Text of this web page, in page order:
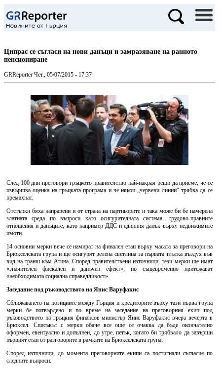
Ципрас се съгласи на нови данъци и замразяване на ранното
пенсиониране
GRReporter Чет., 05/07/2015 - 17:37
След 100 дни преговори гръцкото правителство най-накрая реши да приеме, че се
извършва оценка на гръцката програма и че някои „червени линии“ трябва да се
премахнат.
Отстъпки бяха направени и от страна на партньорите и така може би бе намерена
златната среда по въпроси като осигурителната система, трудово-правните
отношения и данъците, като например ДДС и единния данък върху недвижимите
имоти.
14 основни мерки вече се намират на финален етап върху масата за преговори на
Брюкселската група и ще осигурят зелена светлина за първата глътка въздух във
вид на транш към Атина. Според правителствени източници, тези мерки ще имат
«значителен фискален и данъчен ефект», но същевременно притежават
«необходимата социална справедливост».
Заседание под ръководството на Янис Варуфакис
Сближаването на позициите между Гърция и кредиторите върху тази първа група
мерки бе потвърдено и по време на заседание на преговорния екип под
ръководството на гръцкия финансов министър Янис Варуфакис вчера вечерта в
Брюксел. Списъкът с мерки обаче все още се очаква да бъде окончателно
оформен, евентуално и допълнен, до утре, петък, когато би трябвало да завърши
първият етап от разговорите в рамките на Брюкселската група.
Според източници, до момента преговорните екипи са постигнали съгласие по
следните въпроси: